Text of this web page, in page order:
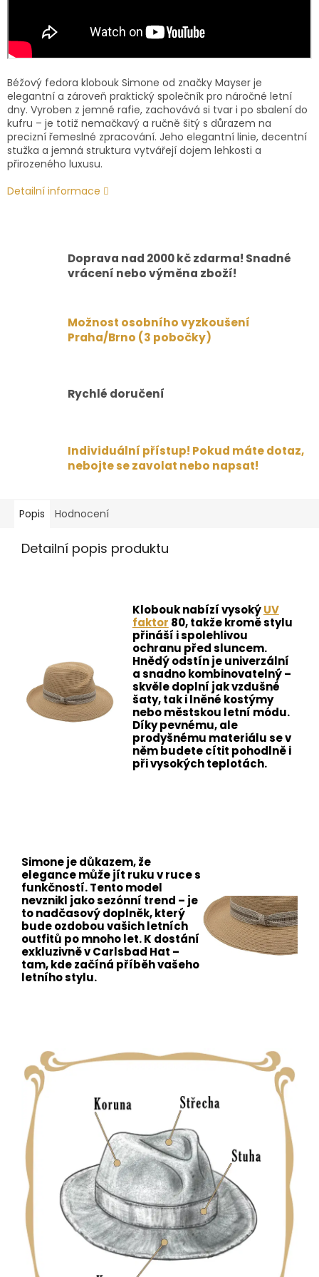
Béžový fedora klobouk Simone od značky Mayser je
elegantní a zároveň praktický společník pro náročné letní
dny. Vyroben z jemné rafie, zachovává si tvar i po sbalení do
kufru – je totiž nemačkavý a ručně šitý s důrazem na
precizní řemeslné zpracování. Jeho elegantní linie, decentní
stužka a jemná struktura vytvářejí dojem lehkosti a
přirozeného luxusu.
Detailní informace
Doprava nad 2000 kč zdarma! Snadné
vrácení nebo výměna zboží!
Možnost osobního vyzkoušení
Praha/Brno (3 pobočky)
Rychlé doručení
Individuální přístup! Pokud máte dotaz,
nebojte se zavolat nebo napsat!
Popis Hodnocení
Detailní popis produktu
Klobouk nabízí vysokýUV
faktor 80, takže kromě stylu
přináší i spolehlivou
ochranu před sluncem.
Hnědý odstín je univerzální
a snadno kombinovatelný –
skvěle doplní jak vzdušné
šaty, tak i lněné kostýmy
nebo městskou letní módu.
Díky pevnému, ale
prodyšnému materiálu se v
něm budete cítit pohodlně i
při vysokých teplotách.
Simone je důkazem, že
elegance může jít ruku v ruce s
funkčností. Tento model
nevznikl jako sezónní trend – je
to nadčasový doplněk, který
bude ozdobou vašich letních
outfitů po mnoho let. K dostání
exkluzivně v Carlsbad Hat –
tam, kde začíná příběh vašeho
letního stylu.